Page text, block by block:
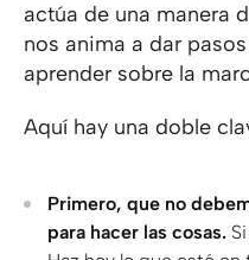
actúa de una manera
nos anima a dar
aprender sobre la
Aquí hay una doble
Primero, que no
para hacer las cosas.